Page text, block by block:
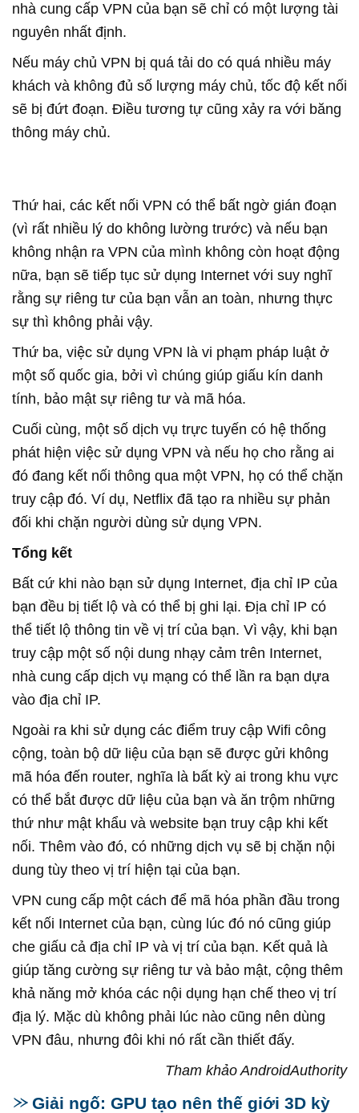
nhà cung cấp VPN của bạn sẽ chỉ có một lượng tài
nguyên nhất định.
Nếu máy chủ VPN bị quá tải do có quá nhiều máy
khách và không đủ số lượng máy chủ, tốc độ kết nối
sẽ bị đứt đoạn. Điều tương tự cũng xảy ra với băng
thông máy chủ.
Thứ hai, các kết nối VPN có thể bất ngờ gián đoạn
(vì rất nhiều lý do không lường trước) và nếu bạn
không nhận ra VPN của mình không còn hoạt động
nữa, bạn sẽ tiếp tục sử dụng Internet với suy nghĩ
rằng sự riêng tư của bạn vẫn an toàn, nhưng thực
sự thì không phải vậy.
Thứ ba, việc sử dụng VPN là vi phạm pháp luật ở
một số quốc gia, bởi vì chúng giúp giấu kín danh
tính, bảo mật sự riêng tư và mã hóa.
Cuối cùng, một số dịch vụ trực tuyến có hệ thống
phát hiện việc sử dụng VPN và nếu họ cho rằng ai
đó đang kết nối thông qua một VPN, họ có thể chặn
truy cập đó. Ví dụ, Netflix đã tạo ra nhiều sự phản
đối khi chặn người dùng sử dụng VPN.
Tổng kết
Bất cứ khi nào bạn sử dụng Internet, địa chỉ IP của
bạn đều bị tiết lộ và có thể bị ghi lại. Địa chỉ IP có
thể tiết lộ thông tin về vị trí của bạn. Vì vậy, khi bạn
truy cập một số nội dung nhạy cảm trên Internet,
nhà cung cấp dịch vụ mạng có thể lần ra bạn dựa
vào địa chỉ IP.
Ngoài ra khi sử dụng các điểm truy cập Wifi công
cộng, toàn bộ dữ liệu của bạn sẽ được gửi không
mã hóa đến router, nghĩa là bất kỳ ai trong khu vực
có thể bắt được dữ liệu của bạn và ăn trộm những
thứ như mật khẩu và website bạn truy cập khi kết
nối. Thêm vào đó, có những dịch vụ sẽ bị chặn nội
dung tùy theo vị trí hiện tại của bạn.
VPN cung cấp một cách để mã hóa phần đầu trong
kết nối Internet của bạn, cùng lúc đó nó cũng giúp
che giấu cả địa chỉ IP và vị trí của bạn. Kết quả là
giúp tăng cường sự riêng tư và bảo mật, cộng thêm
khả năng mở khóa các nội dụng hạn chế theo vị trí
địa lý. Mặc dù không phải lúc nào cũng nên dùng
VPN đâu, nhưng đôi khi nó rất cần thiết đấy.
Tham khảo AndroidAuthority
Giải ngố: GPU tạo nên thế giới 3D kỳ